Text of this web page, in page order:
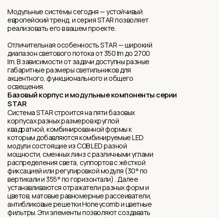
Модульные системы сегодня — устойчивый
европейский тренд, и серия STAR позволяет
реализовать его в вашем проекте.
Отличительная особенность STAR — широкий
диапазон светового потока от 350 lm до 2700
lm. В зависимости от задачи доступны разные
габаритные размеры светильников для
акцентного, функционального и общего
освещения.
Базовый корпус и модульные компоненты серии
STAR
Система STAR строится на пяти базовых
корпусах разных размеров круглой
квадратной, комбинированной формы к
которым добавляются комбинируемые LED
модули состоящие из COB LED разной
мощности, сменныx линз с различными углами
распределения света, суппортов с жёсткой
фиксацией или регулировкой модуля (30° по
вертикали и 355° по горизонтали) . Далее
устанавливаются отражатели разных форм и
цветов, матовые равномерные рассеиватели,
антибликовыe решетки Honeycomb и цветные
фильтры. Эти элементы позволяют создавать